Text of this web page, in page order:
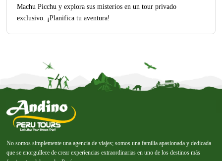
Machu Picchu y explora sus misterios en un tour privado
exclusivo. ¡Planifica tu aventura!
No somos simplemente una agencia de viajes; somos una familia apasionada y dedicada
que se enorgullece de crear experiencias extraordinarias en uno de los destinos más